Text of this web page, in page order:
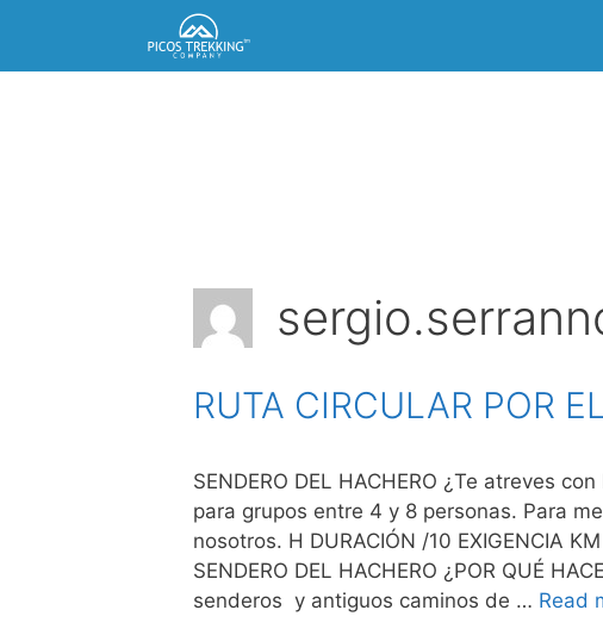
contenido
RUTA CIRCULAR POR
SENDERO DEL HACHERO ¿Te atreves
para grupos entre 4 y 8 personas. Para
nosotros. H DURACIÓN /10 EXIGENCIA
SENDERO DEL HACHERO ¿POR QUÉ
senderos y antiguos caminos de … Read